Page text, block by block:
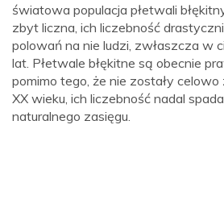
światowa populacja płetwali
zbyt liczna, ich liczebność
polowań na nie ludzi, zwłaszcza w
lat. Płetwale błękitne są obecnie
pomimo tego, że nie zostały
XX wieku, ich liczebność nadal
naturalnego zasięgu.